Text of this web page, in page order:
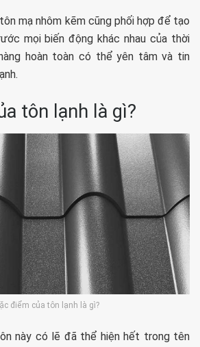
mạ nhôm kẽm cũng phối hợp để tạo
mọi biến động khác nhau của thời
hoàn toàn có thể yên tâm và tin
tôn lạnh là gì?
điểm của tôn lạnh là gì?
này có lẽ đã thể hiện hết trong tên